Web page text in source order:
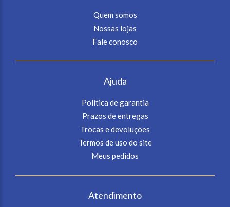
Quem somos
Nossas lojas
Fale conosco
Ajuda
Política de garantia
Prazos de entregas
Trocas e devoluções
Termos de uso do site
Meus pedidos
Atendimento